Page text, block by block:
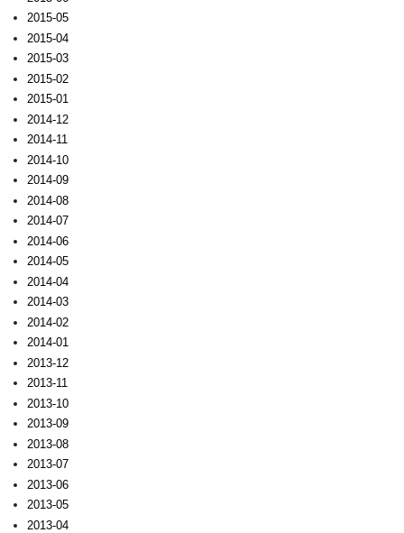
2015-05
2015-04
2015-03
2015-02
2015-01
2014-12
2014-11
2014-10
2014-09
2014-08
2014-07
2014-06
2014-05
2014-04
2014-03
2014-02
2014-01
2013-12
2013-11
2013-10
2013-09
2013-08
2013-07
2013-06
2013-05
2013-04